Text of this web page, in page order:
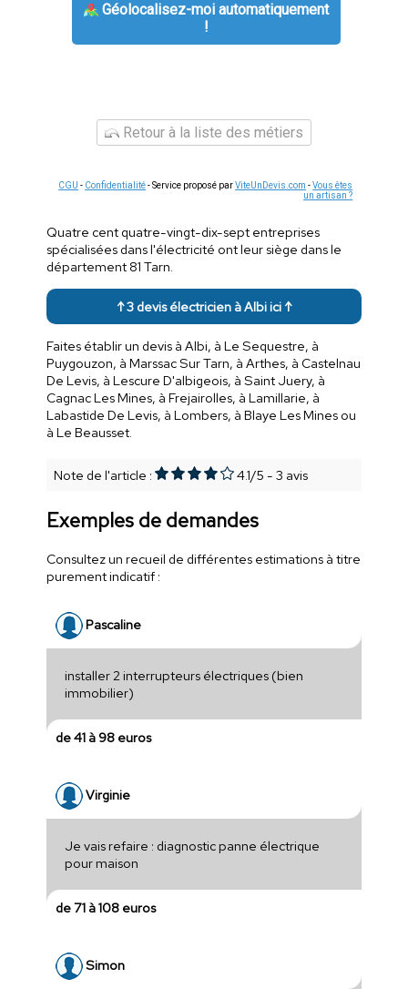
Géolocalisez-moi automatiquement
!
Retour à la liste des métiers
CGU - Confidentialité- Service proposé parViteUnDevis.com -Vous êtes
un artisan ?
Quatre cent quatre-vingt-dix-sept entreprises
spécialisées dans l'électricité ont leur siège dans le
département 81 Tarn.
↑ 3 devis électricien à Albi ici ↑
Faites établir un devis à Albi, à Le Sequestre, à
Puygouzon, à Marssac Sur Tarn, à Arthes, à Castelnau
De Levis, à Lescure D'albigeois, à Saint Juery, à
Cagnac Les Mines, à Frejairolles, à Lamillarie, à
Labastide De Levis, à Lombers, à Blaye Les Mines ou
à Le Beausset.
Note de l'article : 4.1/5 - 3 avis
Exemples de demandes
Consultez un recueil de différentes estimations à titre
purement indicatif :
Pascaline
installer 2 interrupteurs électriques (bien
immobilier)
de 41 à 98 euros
Virginie
Je vais refaire : diagnostic panne électrique
pour maison
de 71 à 108 euros
Simon